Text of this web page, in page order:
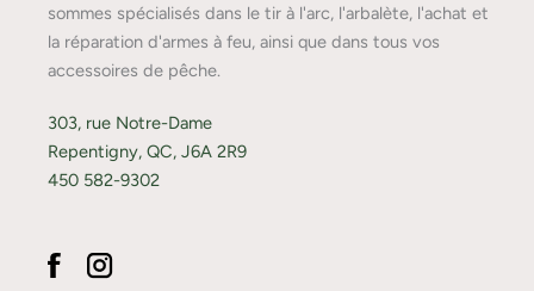
sommes spécialisés dans le tir à l'arc, l'arbalète, l'achat et
la réparation d'armes à feu, ainsi que dans tous vos
accessoires de pêche.
303, rue Notre-Dame
Repentigny, QC, J6A 2R9
450 582-9302